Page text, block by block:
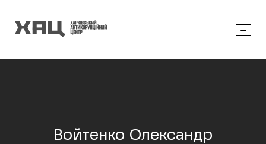
Войтенко Олександр